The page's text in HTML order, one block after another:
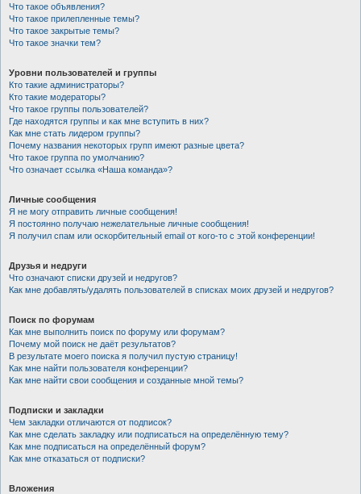
Что такое объявления?
Что такое прилепленные темы?
Что такое закрытые темы?
Что такое значки тем?
Уровни пользователей и группы
Кто такие администраторы?
Кто такие модераторы?
Что такое группы пользователей?
Где находятся группы и как мне вступить в них?
Как мне стать лидером группы?
Почему названия некоторых групп имеют разные цвета?
Что такое группа по умолчанию?
Что означает ссылка «Наша команда»?
Личные сообщения
Я не могу отправить личные сообщения!
Я постоянно получаю нежелательные личные сообщения!
Я получил спам или оскорбительный email от кого-то с этой конференции!
Друзья и недруги
Что означают списки друзей и недругов?
Как мне добавлять/удалять пользователей в списках моих друзей и недругов?
Поиск по форумам
Как мне выполнить поиск по форуму или форумам?
Почему мой поиск не даёт результатов?
В результате моего поиска я получил пустую страницу!
Как мне найти пользователя конференции?
Как мне найти свои сообщения и созданные мной темы?
Подписки и закладки
Чем закладки отличаются от подписок?
Как мне сделать закладку или подписаться на определённую тему?
Как мне подписаться на определённый форум?
Как мне отказаться от подписки?
Вложения